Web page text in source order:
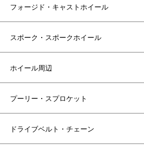
フォージド・キャストホイール
スポーク・スポークホイール
ホイール周辺
プーリー・スプロケット
ドライブベルト・チェーン